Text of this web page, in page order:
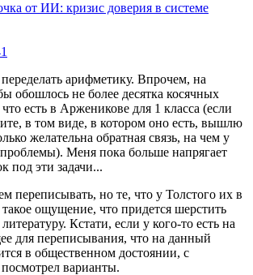
от ИИ: кризис доверия в системе
арифметику. Впрочем, на
обошлось не более десятка косячных
есть в Арженикове для 1 класса (если
в том виде, в котором оно есть, вышлю
желательна обратная связь, на чем у
Меня пока больше напрягает
под эти задачи...
переписывать, но те, что у Толстого их в
ощущение, что придется шерстить
Кстати, если у кого-то есть на
для переписывания, что на данный
в общественном достоянии, с
варианты.